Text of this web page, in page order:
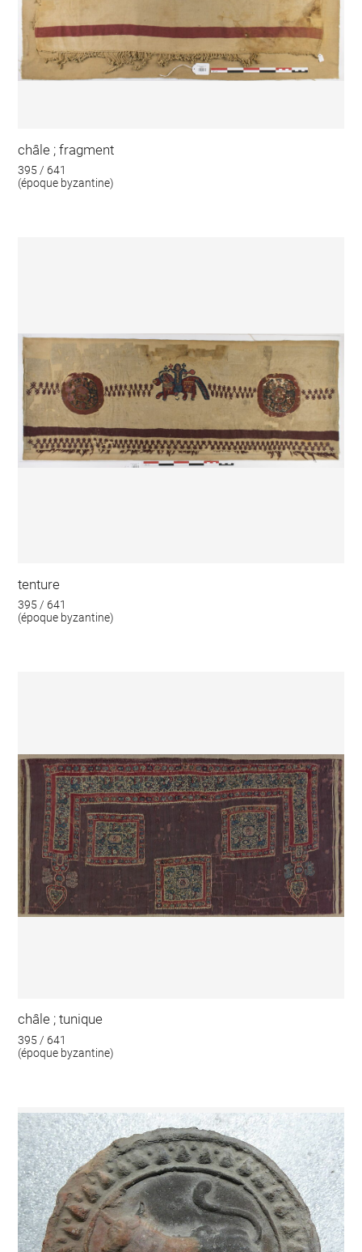
châle ; fragment
395 / 641
(époque byzantine)
tenture
395 / 641
(époque byzantine)
châle ; tunique
395 / 641
(époque byzantine)